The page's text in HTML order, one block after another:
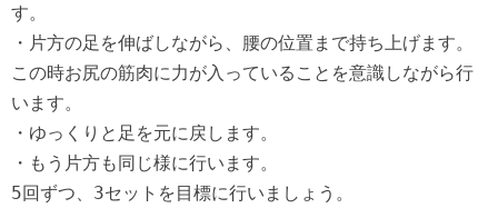
す。
・片方の足を伸ばしながら、腰の位置まで持ち上げます。
この時お尻の筋肉に力が入っていることを意識しながら行
います。
・ゆっくりと足を元に戻します。
・もう片方も同じ様に行います。
5回ずつ、3セットを目標に行いましょう。